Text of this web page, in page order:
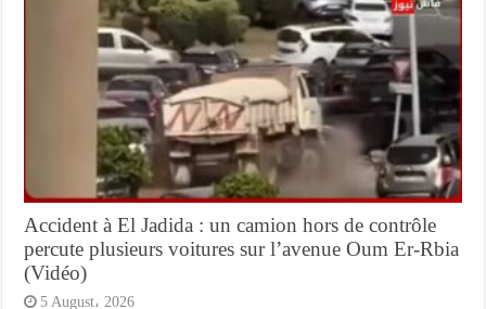
Accident à El Jadida : un camion hors de contrôle
percute plusieurs voitures sur l’avenue Oum Er-Rbia
(Vidéo)
5 August، 2026